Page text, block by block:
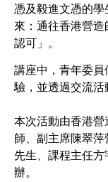
憑及毅進文憑的
來：通往香港營
認可」。
講座中，青年委
驗，並透過交流活
本次活動由香港
師、副主席陳翠
先生、課程主任
辦。